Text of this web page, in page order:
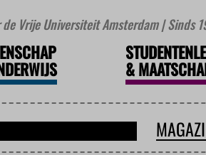
Vrije Universiteit Amsterdam | Sinds
&